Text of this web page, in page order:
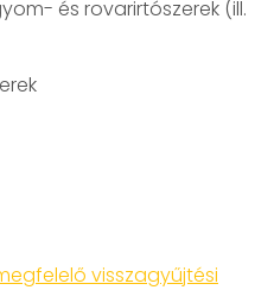
és rovarirtószerek (ill.
visszagyűjtési